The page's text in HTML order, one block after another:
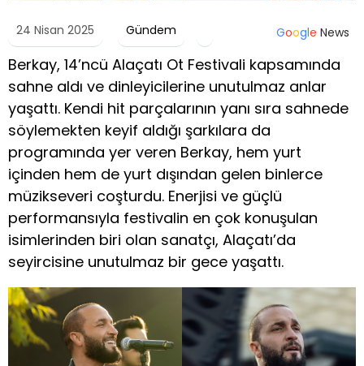
24 Nisan 2025 Gündem Google News
Berkay, 14’ncü Alaçatı Ot Festivali kapsamında
sahne aldı ve dinleyicilerine unutulmaz anlar
yaşattı. Kendi hit parçalarının yanı sıra sahnede
söylemekten keyif aldığı şarkılara da
programında yer veren Berkay, hem yurt
içinden hem de yurt dışından gelen binlerce
müzikseveri coşturdu. Enerjisi ve güçlü
performansıyla festivalin en çok konuşulan
isimlerinden biri olan sanatçı, Alaçatı’da
seyircisine unutulmaz bir gece yaşattı.